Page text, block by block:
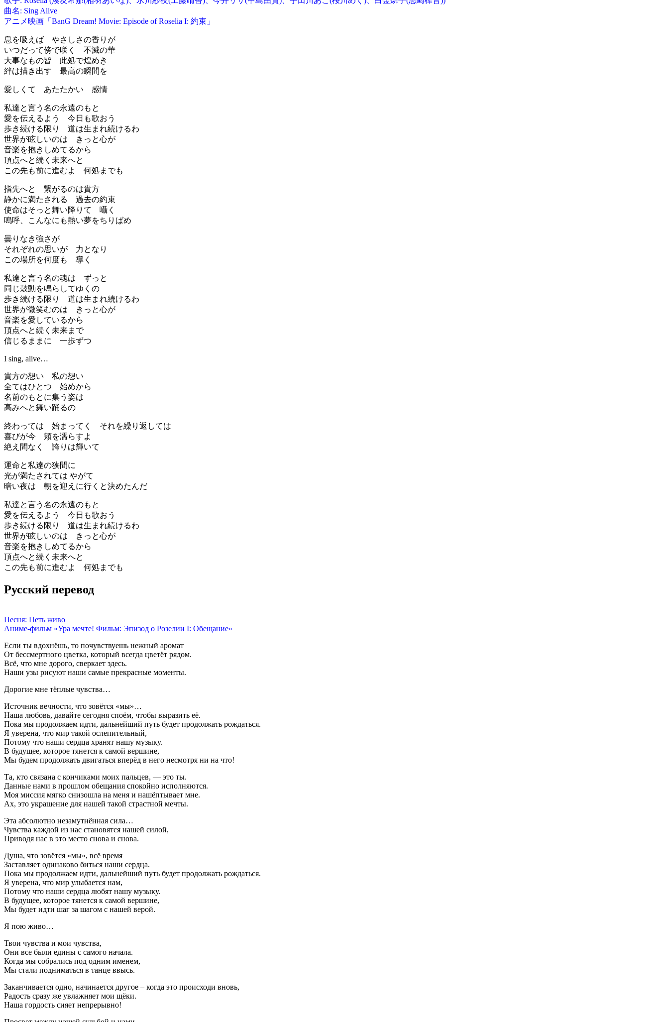
曲名: Sing Alive
アニメ映画「BanG Dream! Movie: Episode of Roselia I: 約束」
息を吸えば やさしさの香りが
いつだって傍で咲く 不滅の華
大事なもの皆 此処で煌めき
絆は描き出す 最高の瞬間を
愛しくて あたたかい 感情
私達と言う名の永遠のもと
愛を伝えるよう 今日も歌おう
歩き続ける限り 道は生まれ続けるわ
世界が眩しいのは きっと心が
音楽を抱きしめてるから
頂点へと続く未来へと
この先も前に進むよ 何処までも
指先へと 繋がるのは貴方
静かに満たされる 過去の約束
使命はそっと舞い降りて 囁く
嗚呼、こんなにも熱い夢をちりばめ
曇りなき強さが
それぞれの思いが 力となり
この場所を何度も 導く
私達と言う名の魂は ずっと
同じ鼓動を鳴らしてゆくの
歩き続ける限り 道は生まれ続けるわ
世界が微笑むのは きっと心が
音楽を愛しているから
頂点へと続く未来まで
信じるままに 一歩ずつ
I sing, alive…
貴方の想い 私の想い
全てはひとつ 始めから
名前のもとに集う姿は
高みへと舞い踊るの
終わっては 始まってく それを繰り返しては
喜びが今 頬を濡らすよ
絶え間なく 誇りは輝いて
運命と私達の狭間に
光が満たされては やがて
暗い夜は 朝を迎えに行くと決めたんだ
私達と言う名の永遠のもと
愛を伝えるよう 今日も歌おう
歩き続ける限り 道は生まれ続けるわ
世界が眩しいのは きっと心が
音楽を抱きしめてるから
頂点へと続く未来へと
この先も前に進むよ 何処までも
Русский перевод
Песня: Петь живо
Аниме-фильм «Ура мечте! Фильм: Эпизод о Розелии I: Обещание»
Если ты вдохнёшь, то почувствуешь нежный аромат
От бессмертного цветка, который всегда цветёт рядом.
Всё, что мне дорого, сверкает здесь.
Наши узы рисуют наши самые прекрасные моменты.
Дорогие мне тёплые чувства…
Источник вечности, что зовётся «мы»…
Наша любовь, давайте сегодня споём, чтобы выразить её.
Пока мы продолжаем идти, дальнейший путь будет продолжать рождаться.
Я уверена, что мир такой ослепительный,
Потому что наши сердца хранят нашу музыку.
В будущее, которое тянется к самой вершине,
Мы будем продолжать двигаться вперёд в него несмотря ни на что!
Та, кто связана с кончиками моих пальцев, — это ты.
Данные нами в прошлом обещания спокойно исполняются.
Моя миссия мягко снизошла на меня и нашёптывает мне.
Ах, это украшение для нашей такой страстной мечты.
Эта абсолютно незамутнённая сила…
Чувства каждой из нас становятся нашей силой,
Приводя нас в это место снова и снова.
Душа, что зовётся «мы», всё время
Заставляет одинаково биться наши сердца.
Пока мы продолжаем идти, дальнейший путь будет продолжать рождаться.
Я уверена, что мир улыбается нам,
Потому что наши сердца любят нашу музыку.
В будущее, которое тянется к самой вершине,
Мы будет идти шаг за шагом с нашей верой.
Я пою живо…
Твои чувства и мои чувства,
Они все были едины с самого начала.
Когда мы собрались под одним именем,
Мы стали подниматься в танце ввысь.
Заканчивается одно, начинается другое – когда это происходи вновь,
Радость сразу же увлажняет мои щёки.
Наша гордость сияет непрерывно!